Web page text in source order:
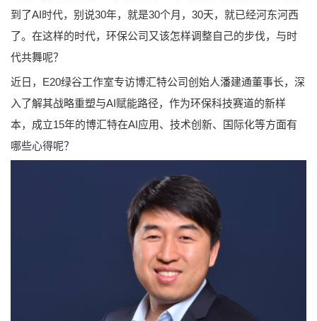
到了AI时代，别说30年，就是30个月，30天，就已经河东河西
了。在这样的时代，环保公司又该怎样调整自己的步伐，与时
代共舞呢？
近日，E20绿谷工作室专访博汇特公司创始人潘建通董事长，深
入了解其战略重塑与AI赋能路径，作为环保科技赛道的新样
本，成立15年的博汇特在AI应用、技术创新、国际化等方面有
哪些心得呢？